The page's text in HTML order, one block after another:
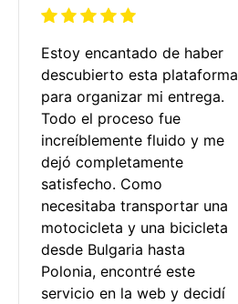
Estoy encantado de haber
descubierto esta plataforma
para organizar mi entrega.
Todo el proceso fue
increíblemente fluido y me
dejó completamente
satisfecho. Como
necesitaba transportar una
motocicleta y una bicicleta
desde Bulgaria hasta
Polonia, encontré este
servicio en la web y decidí